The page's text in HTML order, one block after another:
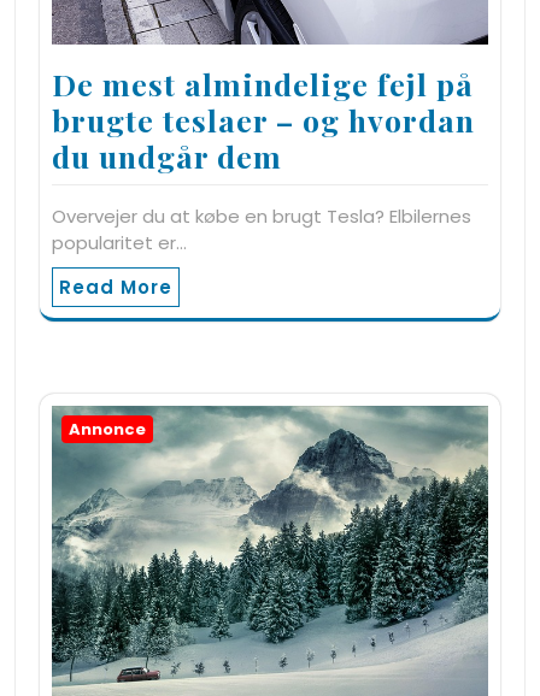
De mest almindelige fejl på
brugte teslaer – og hvordan
du undgår dem
Overvejer du at købe en brugt Tesla? Elbilernes
popularitet er…
Read More
Annonce